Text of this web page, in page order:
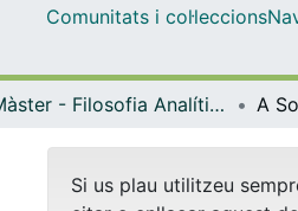
Comunitats i col·leccions
Màster - Filosofia Analítica (APhil)
Si us plau utilitzeu